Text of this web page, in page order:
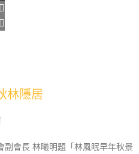
林隱居
副會長 林曦明題「林風眠早年秋景